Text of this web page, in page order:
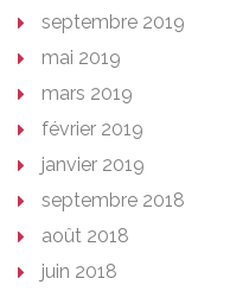
septembre 2019
mai 2019
mars 2019
février 2019
janvier 2019
septembre 2018
août 2018
juin 2018